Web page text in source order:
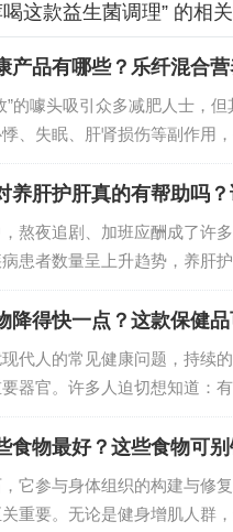
这款益生菌调理” 的相
产品有哪些？乐纤混合
”的噱头吸引众多减肥人士，
、失眠、肝肾损伤等副作用
、科学的健康产品。其中，
好物也值得关注，共同…
养肝护肝真的有帮助吗
熬夜追剧、加班应酬成了许
患者数量呈上升趋势，养肝
守护肝脏健康吗？我们一起
降得快一点？这款保健
代人的常见健康问题，持续
器官。许多人迫切想知道：
能快速见效，但别嘌醇可能
而却步。在这样的健康需求…
食物最好？这些食物可
它参与身体组织的构建与修
重要。无论是健身增肌人群